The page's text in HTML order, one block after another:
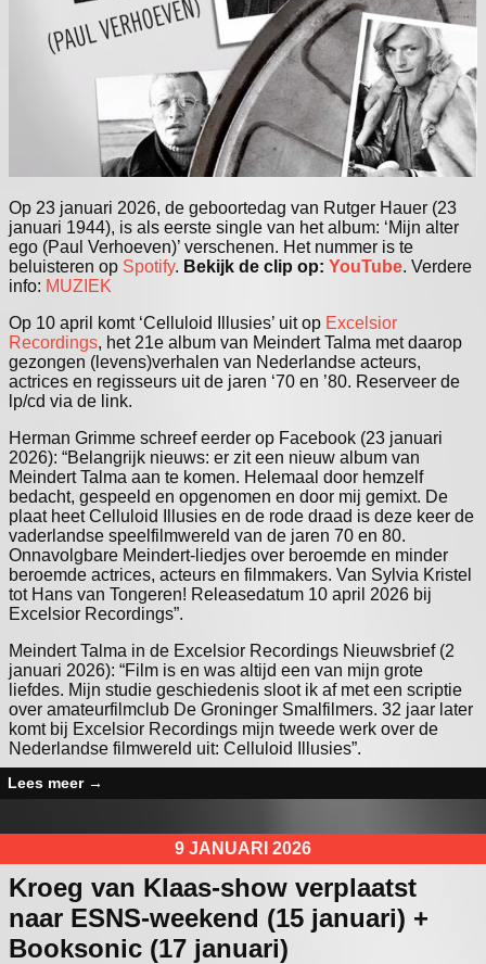
Op 23 januari 2026, de geboortedag van Rutger Hauer (23
januari 1944), is als eerste single van het album: ‘Mijn alter
ego (Paul Verhoeven)’ verschenen. Het nummer is te
beluisteren op Spotify. Bekijk de clip op: YouTube. Verdere
info: MUZIEK
Op 10 april komt ‘Celluloid Illusies’ uit op Excelsior
Recordings, het 21e album van Meindert Talma met daarop
gezongen (levens)verhalen van Nederlandse acteurs,
actrices en regisseurs uit de jaren ‘70 en ’80. Reserveer de
lp/cd via de link.
Herman Grimme schreef eerder op Facebook (23 januari
2026): “Belangrijk nieuws: er zit een nieuw album van
Meindert Talma aan te komen. Helemaal door hemzelf
bedacht, gespeeld en opgenomen en door mij gemixt. De
plaat heet Celluloid Illusies en de rode draad is deze keer de
vaderlandse speelfilmwereld van de jaren 70 en 80.
Onnavolgbare Meindert-liedjes over beroemde en minder
beroemde actrices, acteurs en filmmakers. Van Sylvia Kristel
tot Hans van Tongeren! Releasedatum 10 april 2026 bij
Excelsior Recordings”.
Meindert Talma in de Excelsior Recordings Nieuwsbrief (2
januari 2026): “Film is en was altijd een van mijn grote
liefdes. Mijn studie geschiedenis sloot ik af met een scriptie
over amateurfilmclub De Groninger Smalfilmers. 32 jaar later
komt bij Excelsior Recordings mijn tweede werk over de
Nederlandse filmwereld uit: Celluloid Illusies”.
Lees meer →
9 JANUARI 2026
Kroeg van Klaas-show verplaatst
naar ESNS-weekend (15 januari) +
Booksonic (17 januari)